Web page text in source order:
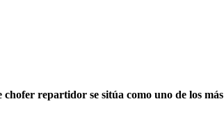
chofer repartidor se sitúa como uno de los más